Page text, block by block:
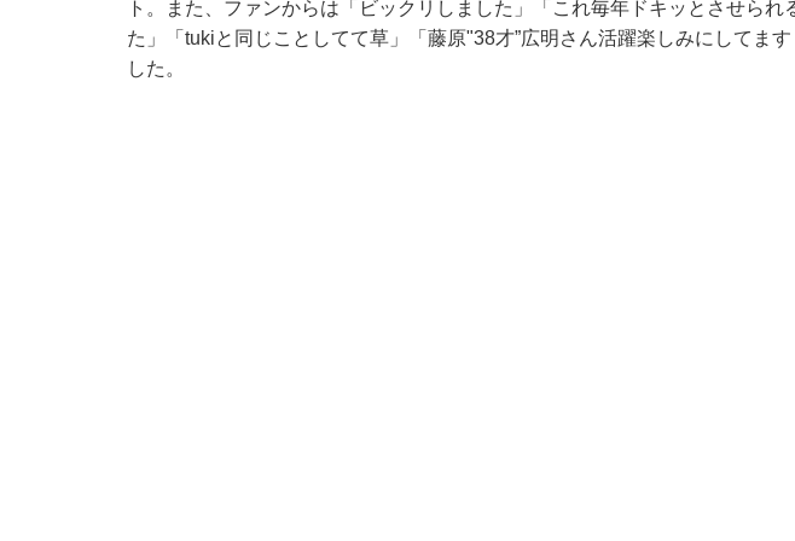
ト。また、ファンからは「ビックリしました」「これ毎年ドキッとさせられ
た」「tukiと同じことしてて草」「藤原"38才”広明さん活躍楽しみにしてま
した。